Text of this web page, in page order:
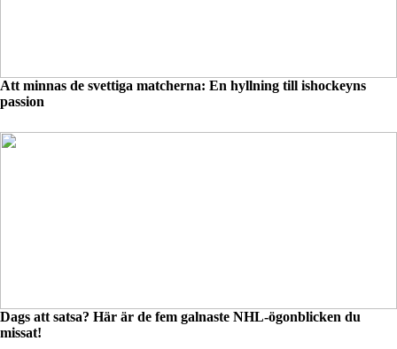
Att minnas de svettiga matcherna: En hyllning till ishockeyns
passion
Dags att satsa? Här är de fem galnaste NHL-ögonblicken du
missat!